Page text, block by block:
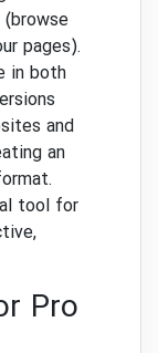
pages).
in both
and
an
tool for
Pro